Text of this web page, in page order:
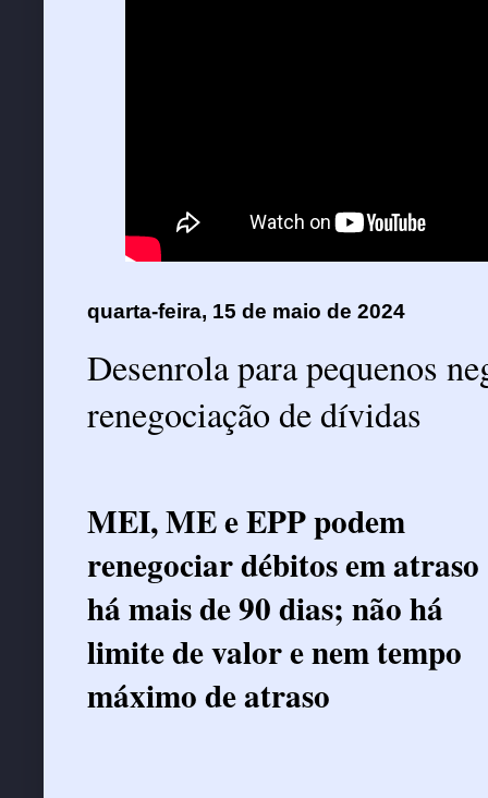
quarta-feira, 15 de maio de 2024
Desenrola para pequenos
renegociação de dívidas
MEI, ME e EPP podem
renegociar débitos em atraso
há mais de 90 dias; não há
limite de valor e nem tempo
máximo de atraso